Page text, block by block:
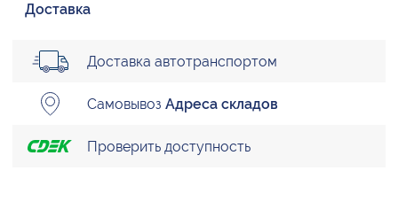
Доставка
Доставка автотранспортом
Самовывоз Адреса складов
Проверить доступность